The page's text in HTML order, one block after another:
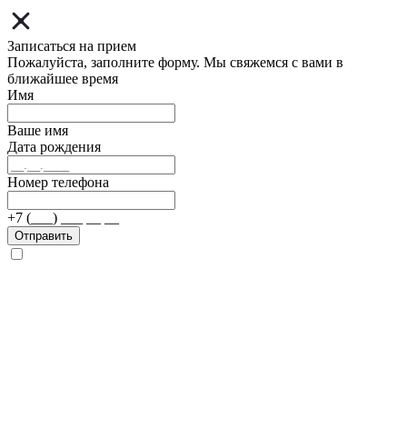
Записаться на прием
Пожалуйста, заполните форму. Мы свяжемся с вами в
ближайшее время
Имя
Ваше имя
Дата рождения
Номер телефона
+7 (___) ___ __ __
Отправить